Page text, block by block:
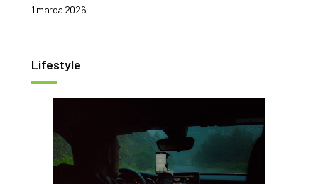
1 marca 2026
Lifestyle